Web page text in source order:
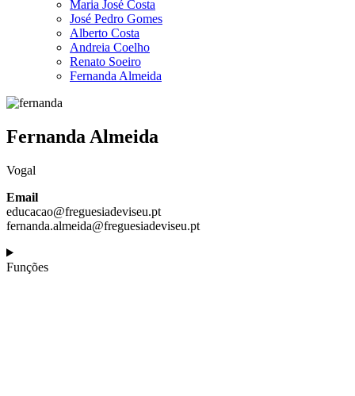
Maria José Costa
José Pedro Gomes
Alberto Costa
Andreia Coelho
Renato Soeiro
Fernanda Almeida
Fernanda Almeida
Vogal
Email
educacao@freguesiadeviseu.pt
fernanda.almeida@freguesiadeviseu.pt
Funções